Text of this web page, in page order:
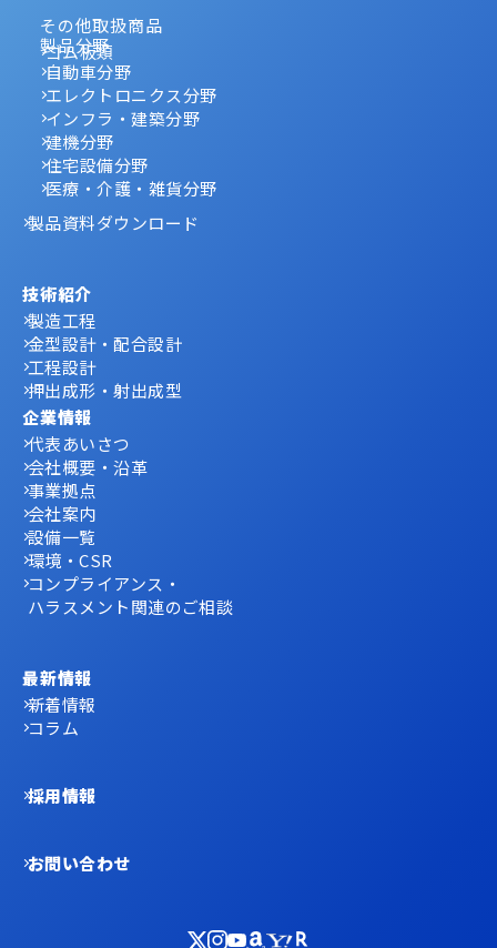
その他取扱商品
ゴム板類
製品分野
自動車分野
エレクトロニクス分野
インフラ・建築分野
建機分野
住宅設備分野
医療・介護・雑貨分野
製品資料ダウンロード
技術紹介
製造工程
金型設計・配合設計
工程設計
押出成形・射出成型
企業情報
代表あいさつ
会社概要・沿革
事業拠点
会社案内
設備一覧
環境・CSR
コンプライアンス・
ハラスメント関連のご相談
最新情報
新着情報
コラム
採用情報
お問い合わせ